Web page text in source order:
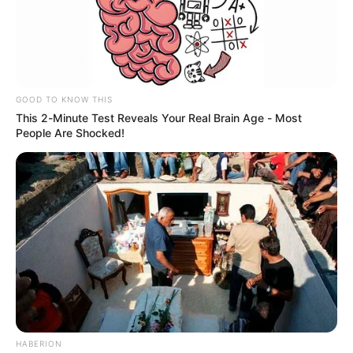
Cortesía
Por:
Diego Alejandro Escobar Calle
Noviembre 16, 2019
COMPARTIR
GOOD TO KNOW THIS
This 2-Minute Test Reveals Your Real Brain Age - Most
People Are Shocked!
HABERION